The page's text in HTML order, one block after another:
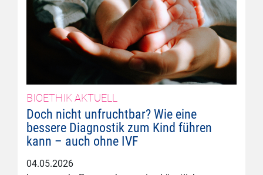
BIOETHIK AKTUELL
Doch nicht unfruchtbar? Wie eine
bessere Diagnostik zum Kind führen
kann – auch ohne IVF
04.05.2026